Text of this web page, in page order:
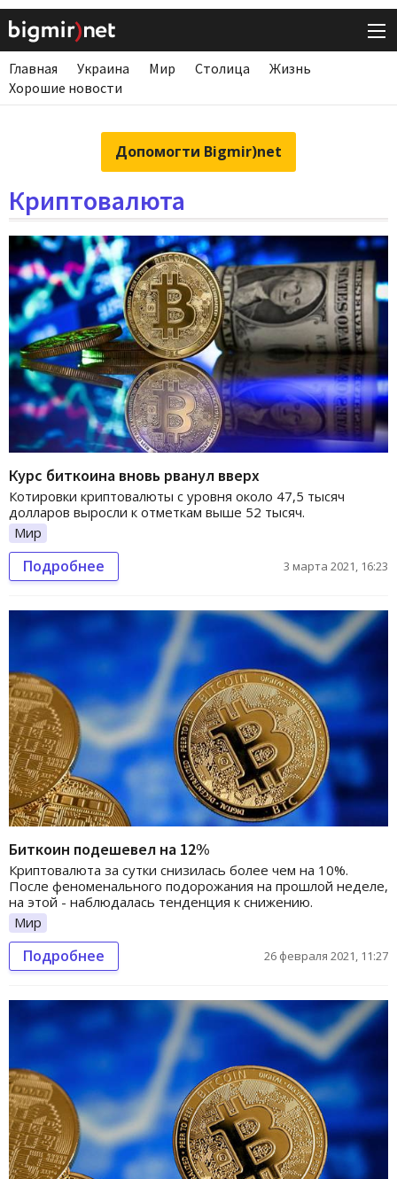
Главная Украина Мир Столица
Жизнь
Хорошие новости
Допомогти Bigmir)net
Криптовалюта
Курс биткоина вновь рванул вверх
Котировки криптовалюты с уровня около 47,5 тысяч
долларов выросли к отметкам выше 52 тысяч.
Мир
Подробнее 3 марта 2021, 16:23
Биткоин подешевел на 12%
Криптовалюта за сутки снизилась более чем на 10%.
После феноменального подорожания на прошлой неделе,
на этой - наблюдалась тенденция к снижению.
Мир
Подробнее 26 февраля 2021, 11:27